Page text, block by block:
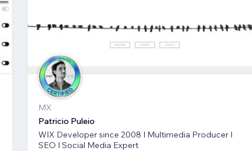
MX
Patricio Puleio
WIX Developer since 2008 I Multimedia Producer I
SEO I Social Media Expert